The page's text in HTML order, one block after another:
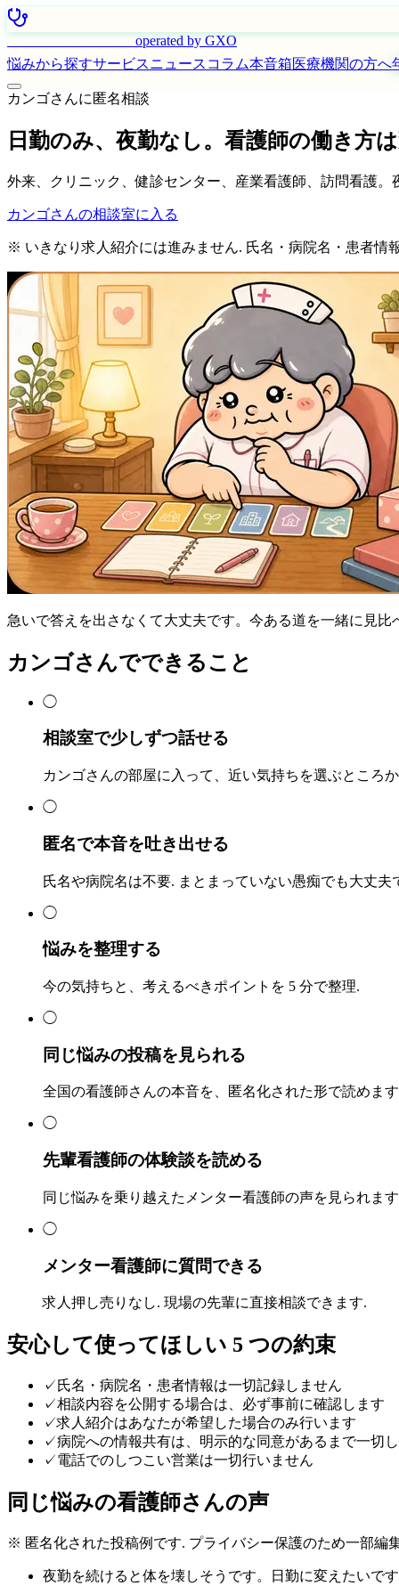
operated by GXO
悩みから探すサービスニュース コラム本音箱医療機関の方へ
カンゴさんに匿名相談
日勤のみ、夜勤なし。看護師の働き方
外来、クリニック、健診センター、産業看護師、訪問看護
カンゴさんの相談室に入る
※ いきなり求人紹介には進みません. 氏名・病院名・患者情
急いで答えを出さなくて大丈夫です。今ある道を一緒に見比
カンゴさんでできること
◯
相談室で少しずつ話せる
カンゴさんの部屋に入って、近い気持ちを選ぶところ
◯
匿名で本音を吐き出せる
氏名や病院名は不要. まとまっていない愚痴でも大丈夫
◯
悩みを整理する
今の気持ちと、考えるべきポイントを 5 分で整理.
◯
同じ悩みの投稿を見られる
全国の看護師さんの本音を、匿名化された形で読めま
◯
先輩看護師の体験談を読める
同じ悩みを乗り越えたメンター看護師の声を見られま
◯
メンター看護師に質問できる
求人押し売りなし. 現場の先輩に直接相談できます.
安心して使ってほしい 5 つの約束
✓氏名・病院名・患者情報は一切記録しません
✓相談内容を公開する場合は、必ず事前に確認します
✓求人紹介はあなたが希望した場合のみ行います
✓病院への情報共有は、明示的な同意があるまで一切
✓電話でのしつこい営業は一切行いません
同じ悩みの看護師さんの声
※ 匿名化された投稿例です. プライバシー保護のため一部編
夜勤を続けると体を壊しそうです。日勤に変えたいで